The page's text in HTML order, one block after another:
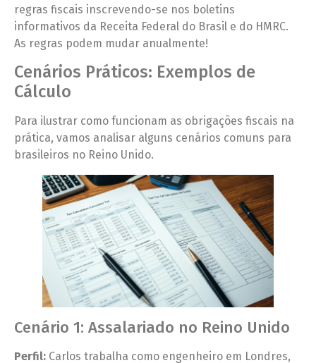
regras fiscais inscrevendo-se nos boletins
informativos da Receita Federal do Brasil e do HMRC.
As regras podem mudar anualmente!
Cenários Práticos: Exemplos de
Cálculo
Para ilustrar como funcionam as obrigações fiscais na
prática, vamos analisar alguns cenários comuns para
brasileiros no Reino Unido.
Cenário 1: Assalariado no Reino Unido
Perfil: Carlos trabalha como engenheiro em Londres,